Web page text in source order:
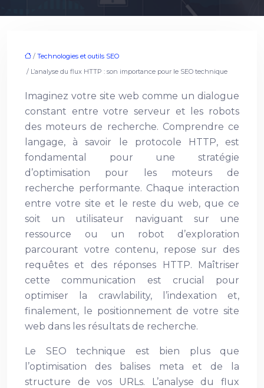
/ Technologies et outils SEO
/ L’analyse du flux HTTP : son importance pour le SEO technique
Imaginez votre site web comme un dialogue
constant entre votre serveur et les robots
des moteurs de recherche. Comprendre ce
langage, à savoir le protocole HTTP, est
fondamental pour une stratégie
d’optimisation pour les moteurs de
recherche performante. Chaque interaction
entre votre site et le reste du web, que ce
soit un utilisateur naviguant sur une
ressource ou un robot d’exploration
parcourant votre contenu, repose sur des
requêtes et des réponses HTTP. Maîtriser
cette communication est crucial pour
optimiser la crawlability, l’indexation et,
finalement, le positionnement de votre site
web dans les résultats de recherche.
Le SEO technique est bien plus que
l’optimisation des balises meta et de la
structure de vos URLs. L’analyse du flux